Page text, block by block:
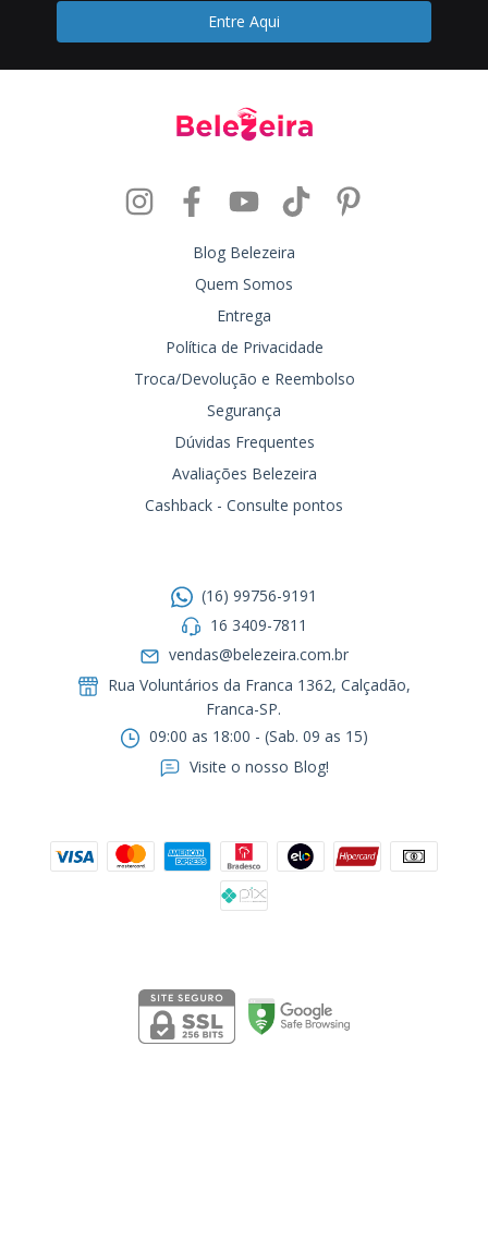
Blog Belezeira
Quem Somos
Entrega
Política de Privacidade
Troca/Devolução e Reembolso
Segurança
Dúvidas Frequentes
Avaliações Belezeira
Cashback - Consulte pontos
(16) 99756-9191
16 3409-7811
vendas@belezeira.com.br
Rua Voluntários da Franca 1362, Calçadão,
Franca-SP.ㅤㅤㅤㅤㅤㅤㅤㅤㅤㅤㅤ
09:00 as 18:00 - (Sab. 09 as 15)
Visite o nosso Blog!